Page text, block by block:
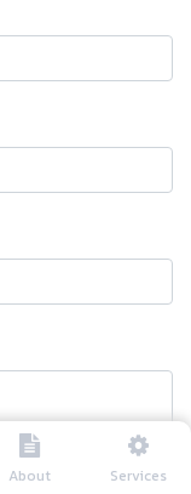
About Services